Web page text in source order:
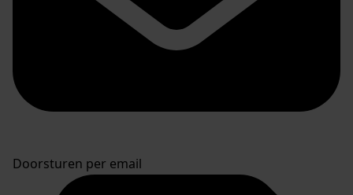
Doorsturen per email